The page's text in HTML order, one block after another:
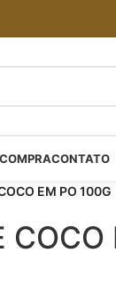
CONTATO
EM PO 100G